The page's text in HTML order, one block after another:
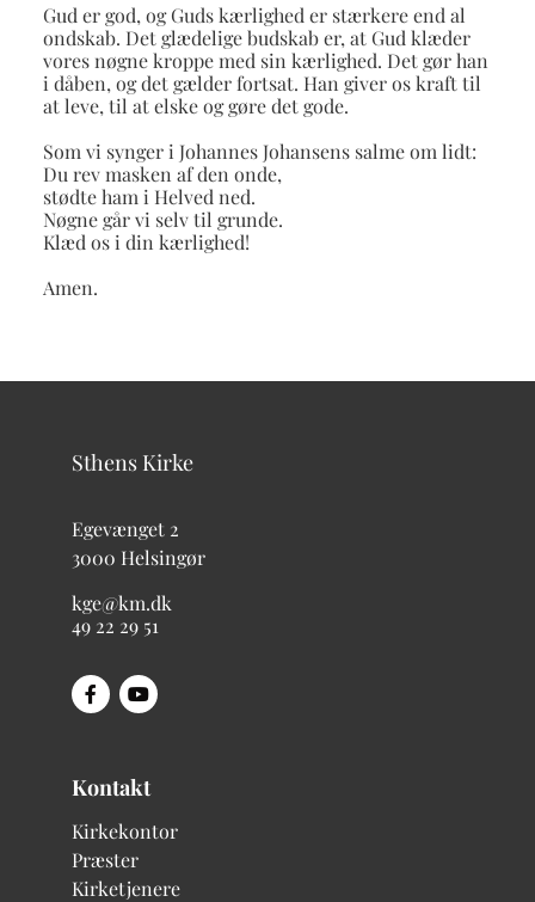
Gud er god, og Guds kærlighed er stærkere end al
ondskab. Det glædelige budskab er, at Gud klæder
vores nøgne kroppe med sin kærlighed. Det gør han
i dåben, og det gælder fortsat. Han giver os kraft til
at leve, til at elske og gøre det gode.
Som vi synger i Johannes Johansens salme om lidt:
Du rev masken af den onde,
stødte ham i Helved ned.
Nøgne går vi selv til grunde.
Klæd os i din kærlighed!
Amen.
Sthens Kirke
Egevænget 2
3000 Helsingør
kge@km.dk
49 22 29 51
Kontakt
Kirkekontor
Præster
Kirketjenere